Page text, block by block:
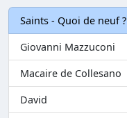
Saints - Quoi de neuf ?
Giovanni Mazzuconi
Macaire de Collesano
David